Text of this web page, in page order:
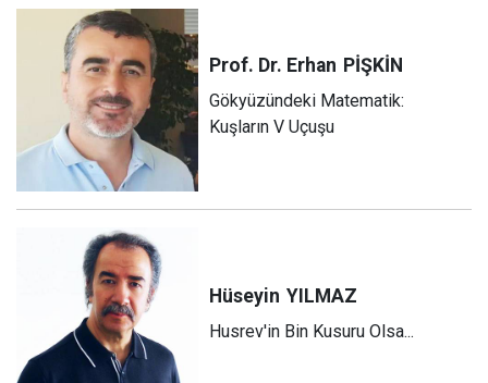
Prof. Dr. Erhan PİŞKİN
Gökyüzündeki Matematik:
Kuşların V Uçuşu
Hüseyin YILMAZ
Husrev'in Bin Kusuru Olsa...